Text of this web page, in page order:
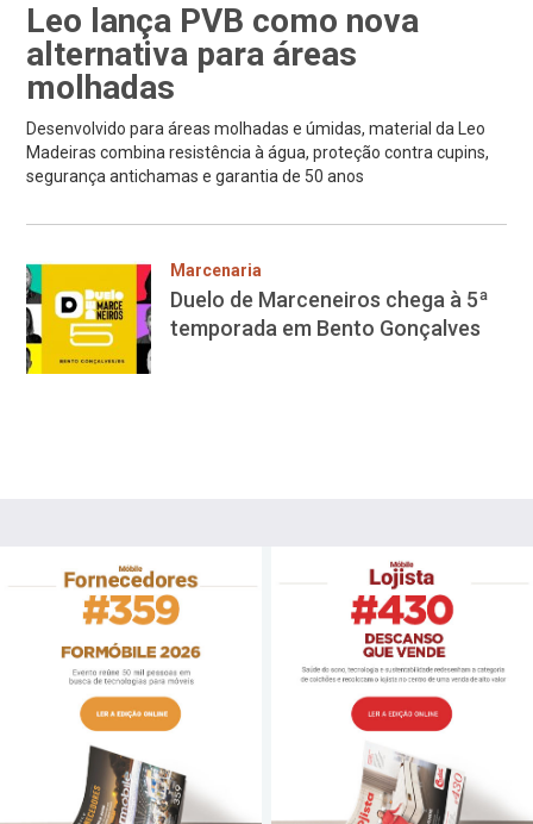
Leo lança PVB como nova
alternativa para áreas
molhadas
Desenvolvido para áreas molhadas e úmidas, material da Leo
Madeiras combina resistência à água, proteção contra cupins,
segurança antichamas e garantia de 50 anos
Marcenaria
Duelo de Marceneiros chega à 5ª
temporada em Bento Gonçalves